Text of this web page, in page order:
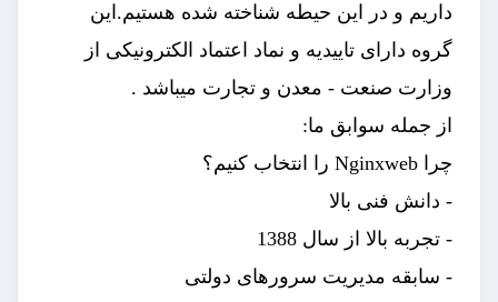
داریم و در این حیطه شناخته شده هستیم.این
گروه دارای تاییدیه و نماد اعتماد الکترونیکی از
وزارت صنعت - معدن و تجارت میباشد .
از جمله سوابق ما:
چرا Nginxweb را انتخاب کنیم؟
- دانش فنی بالا
- تجربه بالا از سال 1388
- سابقه مدیریت سرورهای دولتی